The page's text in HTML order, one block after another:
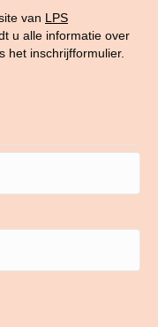
van LPS
u alle informatie over
het inschrijfformulier.